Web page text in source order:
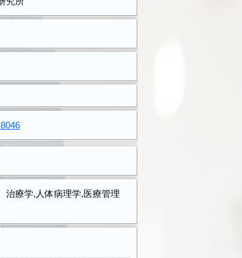
治療学,人体病理学,医療管理